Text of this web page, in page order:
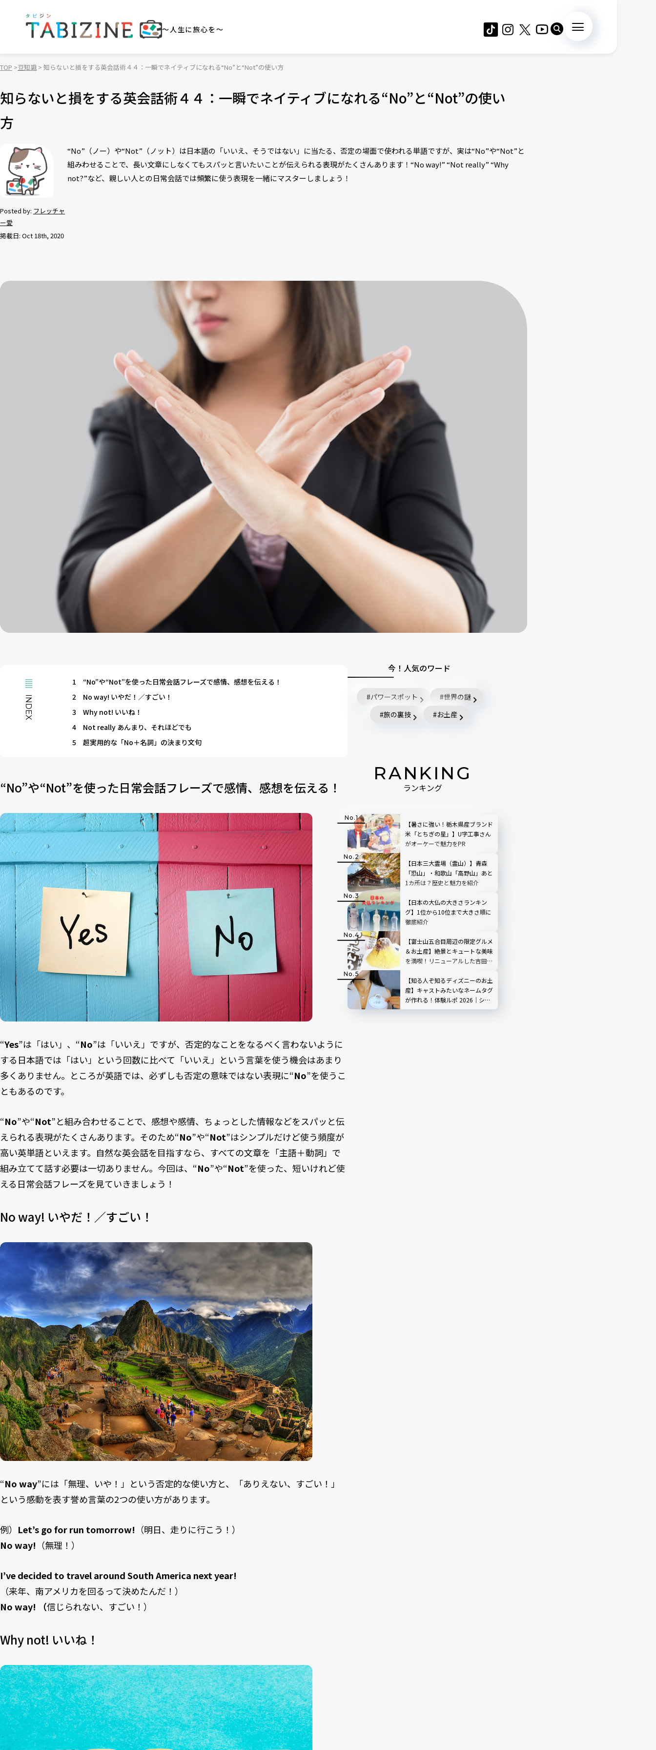
～人生に旅心を～
TOP 豆知識 知らないと損をする英会話術４４：一瞬でネイティブになれる“No”と“Not”の使い方
知らないと損をする英会話術４４：一瞬でネイティブになれる“No”と“Not”の使い
方
Posted by: フレッチャ
ー愛
掲載日: Oct 18th, 2020
“No”（ノー）や“Not”（ノット）は日本語の「いいえ、そうではない」に当たる、否定の場面で使われる単語ですが、実は“No”や“Not”と
組みわせることで、長い文章にしなくてもスパッと言いたいことが伝えられる表現がたくさんあります！“No way!” “Not really” “Why
not?”など、親しい人との日常会話では頻繁に使う表現を一緒にマスターしましょう！
INDEX
1
“No”や“Not”を使った日常会話フレーズで感情、感想を伝える！
2
No way! いやだ！／すごい！
3
Why not! いいね！
4
Not really あんまり、それほどでも
5
超実用的な「No＋名詞」の決まり文句
“No”や“Not”を使った日常会話フレーズで感情、感想を伝える！
“Yes”は「はい」、“No”は「いいえ」ですが、否定的なことをなるべく言わないように
する日本語では「はい」という回数に比べて「いいえ」という言葉を使う機会はあまり
多くありません。ところが英語では、必ずしも否定の意味ではない表現に“No”を使うこ
ともあるのです。
“No”や“Not”と組み合わせることで、感想や感情、ちょっとした情報などをスパッと伝
えられる表現がたくさんあります。そのため“No”や“Not”はシンプルだけど使う頻度が
高い英単語といえます。自然な英会話を目指すなら、すべての文章を「主語＋動詞」で
組み立てて話す必要は一切ありません。今回は、“No”や“Not”を使った、短いけれど使
える日常会話フレーズを見ていきましょう！
No way! いやだ！／すごい！
“No way”には「無理、いや！」という否定的な使い方と、「ありえない、すごい！」
という感動を表す誉め言葉の2つの使い方があります。
例） Let’s go for run tomorrow! （明日、走りに行こう！）
No way! （無理！）
I’ve decided to travel around South America next year!
（来年、南アメリカを回るって決めたんだ！）
No way! （信じられない、すごい！）
Why not! いいね！
今！人気のワード
パワースポット
世界の謎
旅の裏技
お土産
RANKING
ランキング
【暑さに強い！栃木県産ブランド
米「とちぎの星」】U字工事さん
がオーケーで魅力をPR
【日本三大霊場（霊山）】青森
「恐山」・和歌山「高野山」あと
1カ所は？歴史と魅力を紹介
【日本の大仏の大きさランキン
グ】1位から10位まで大きさ順に
徹底紹介
【富士山五合目周辺の限定グルメ
＆お土産】絶景とキュートな美味
を満喫！リニューアルした吉田ル
た！
【知る人ぞ知るディズニーのお土
産】キャストみたいなネームタグ
が作れる！体験ルポ 2026｜シ
ー・ランド3店舗で販売中